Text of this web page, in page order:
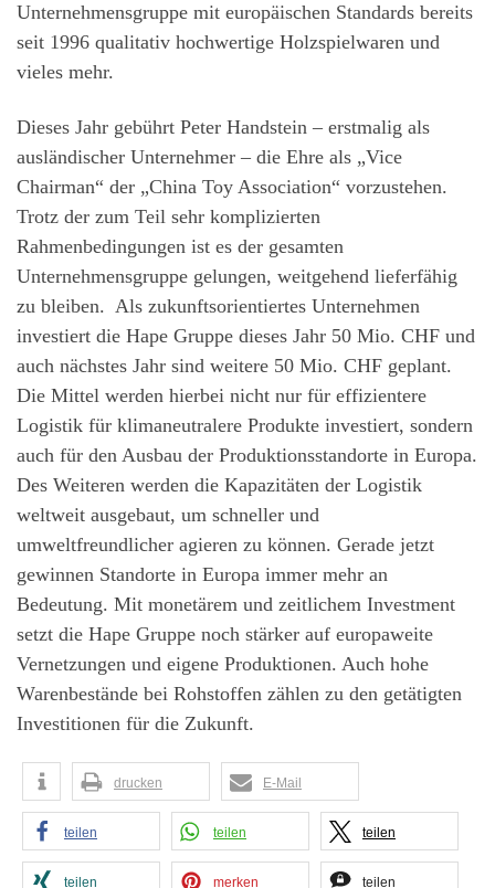
Unternehmensgruppe mit europäischen Standards bereits
seit 1996 qualitativ hochwertige Holzspielwaren und
vieles mehr.
Dieses Jahr gebührt Peter Handstein – erstmalig als
ausländischer Unternehmer – die Ehre als „Vice
Chairman“ der „China Toy Association“ vorzustehen.
Trotz der zum Teil sehr komplizierten
Rahmenbedingungen ist es der gesamten
Unternehmensgruppe gelungen, weitgehend lieferfähig
zu bleiben. Als zukunftsorientiertes Unternehmen
investiert die Hape Gruppe dieses Jahr 50 Mio. CHF und
auch nächstes Jahr sind weitere 50 Mio. CHF geplant.
Die Mittel werden hierbei nicht nur für effizientere
Logistik für klimaneutralere Produkte investiert, sondern
auch für den Ausbau der Produktionsstandorte in Europa.
Des Weiteren werden die Kapazitäten der Logistik
weltweit ausgebaut, um schneller und
umweltfreundlicher agieren zu können. Gerade jetzt
gewinnen Standorte in Europa immer mehr an
Bedeutung. Mit monetärem und zeitlichem Investment
setzt die Hape Gruppe noch stärker auf europaweite
Vernetzungen und eigene Produktionen. Auch hohe
Warenbestände bei Rohstoffen zählen zu den getätigten
Investitionen für die Zukunft.
drucken E-Mail
teilen teilen teilen
teilen merken teilen